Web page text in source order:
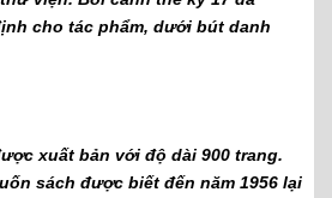
cho tác phẩm, dưới bút danh
xuất bản với độ dài 900 trang.
sách được biết đến năm 1956 lại